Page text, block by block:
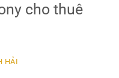
cho thuê
HẢI